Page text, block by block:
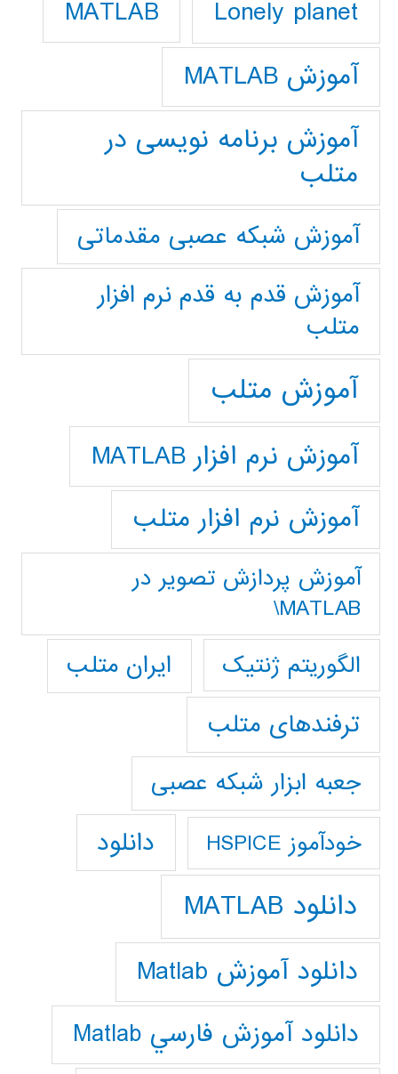
Lonely planet
MATLAB
آموزش MATLAB
آموزش برنامه نویسی در
متلب
آموزش شبکه عصبی مقدماتی
آموزش قدم به قدم نرم افزار
متلب
آموزش متلب
آموزش نرم افزار MATLAB
آموزش نرم افزار متلب
آموزش پردازش تصوير در
MATLAB\
الگوریتم ژنتیک
ایران متلب
ترفندهای متلب
جعبه ابزار شبکه عصبی
خودآموز HSPICE دانلود
دانلود MATLAB
دانلود آموزش Matlab
دانلود آموزش فارسي Matlab